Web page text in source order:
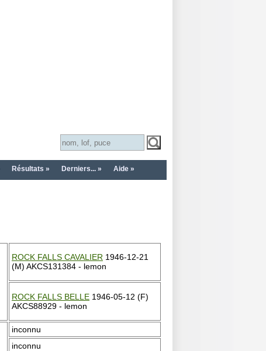
Résultats » Derniers... » Aide »
ROCK FALLS CAVALIER 1946-12-21
(M) AKCS131384 - lemon
ROCK FALLS BELLE 1946-05-12 (F)
AKCS88929 - lemon
inconnu
inconnu